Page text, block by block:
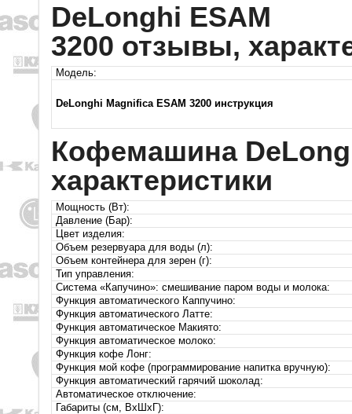
DeLonghi ESAM
3200 отзывы,
Модель:
DeLonghi Magnifica ESAM 3200 инструкция
Кофемашина
характеристики
Мощность (Вт):
Давление (Бар):
Цвет изделия:
Объем резервуара для воды (л):
Объем контейнера для зерен (г):
Тип управления:
Cистема «Капучино»: смешивание паром воды и молока:
Функция автоматического Каппучино:
Функция автоматического Латте:
Функция автоматическое Макиято:
Функция автоматическое молоко:
Функция кофе Лонг:
Функция мой кофе (программирование напитка вручную):
Функция автоматический гарячий шоколад:
Автоматическое отключение:
Габариты (см, ВхШхГ):